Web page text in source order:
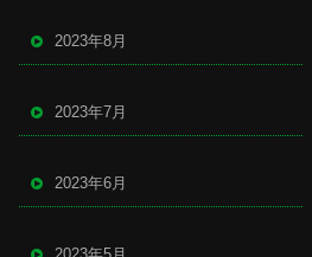
2023年8月
2023年7月
2023年6月